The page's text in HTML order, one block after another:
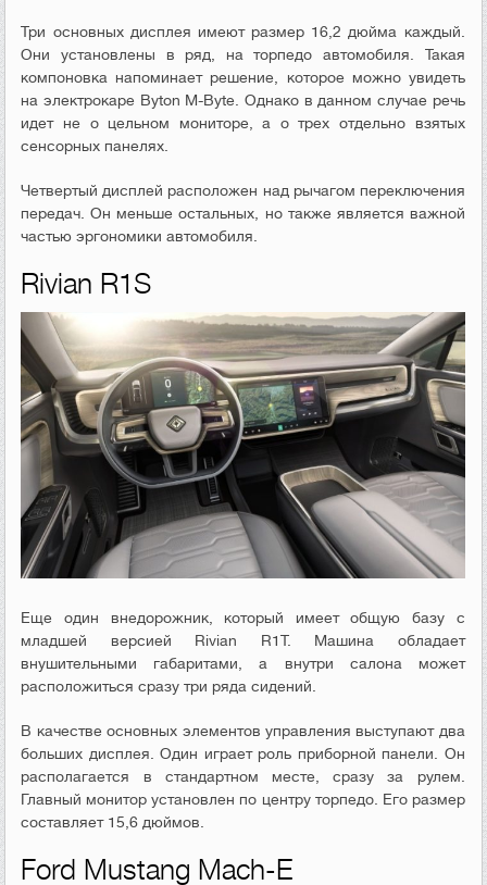
Три основных дисплея имеют размер 16,2 дюйма каждый.
Они установлены в ряд, на торпедо автомобиля. Такая
компоновка напоминает решение, которое можно увидеть
на электрокаре Byton M-Byte. Однако в данном случае речь
идет не о цельном мониторе, а о трех отдельно взятых
сенсорных панелях.
Четвертый дисплей расположен над рычагом переключения
передач. Он меньше остальных, но также является важной
частью эргономики автомобиля.
Rivian R1S
Еще один внедорожник, который имеет общую базу с
младшей версией Rivian R1T.
Машина обладает
внушительными габаритами, а внутри салона может
расположиться сразу три ряда сидений.
В качестве основных элементов управления выступают два
больших дисплея. Один играет роль приборной панели. Он
располагается в стандартном месте, сразу за рулем.
Главный монитор установлен по центру торпедо. Его размер
составляет 15,6 дюймов.
Ford Mustang Mach-E